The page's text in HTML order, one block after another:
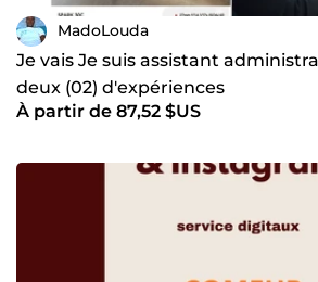
MadoLouda
Je vais Je suis assistant
deux (02) d'expériences
À partir de 87,52 $US